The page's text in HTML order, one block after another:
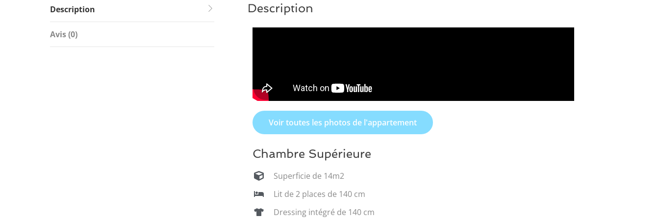
Description
Avis (0)
Description
Voir toutes les photos de l'appartement
Chambre Supérieure
Superficie de 14m2
Lit de 2 places de 140 cm
Dressing intégré de 140 cm